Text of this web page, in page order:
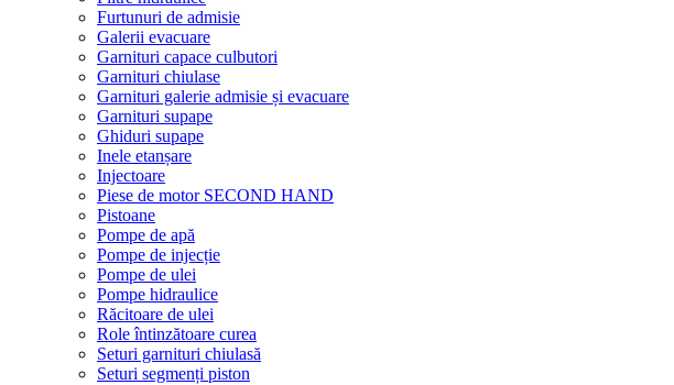
Furtunuri de admisie
Galerii evacuare
Garnituri capace culbutori
Garnituri chiulase
Garnituri galerie admisie și evacuare
Garnituri supape
Ghiduri supape
Inele etanșare
Injectoare
Piese de motor SECOND HAND
Pistoane
Pompe de apă
Pompe de injecție
Pompe de ulei
Pompe hidraulice
Răcitoare de ulei
Role întinzătoare curea
Seturi garnituri chiulasă
Seturi segmenți piston